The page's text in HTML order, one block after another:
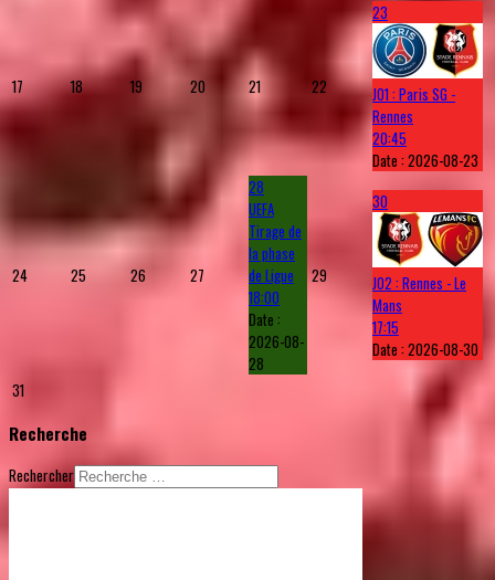
17 18 19 20 21 22
23
J01 : Paris SG -
Rennes
20:45
Date :2026-08-23
24 25 26 27
28
UEFA
Tirage de
la phase
de Ligue
18:00
Date :
2026-08-
28
29
30
J02 : Rennes - Le
Mans
17:15
Date :2026-08-30
31
Recherche
Rechercher